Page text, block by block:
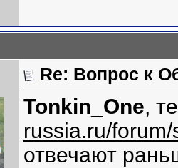
Re: Вопрос к
Tonkin_One,
russia.ru/
отвечают